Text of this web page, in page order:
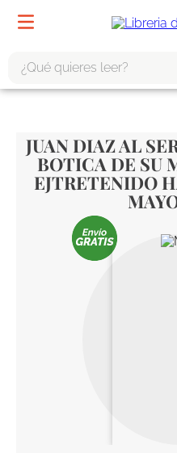
JUAN DIAZ AL
BOTICA DE SU
EJTRETENIDO
2.
tote bag -
3.
harry potter
edición especial
iliada